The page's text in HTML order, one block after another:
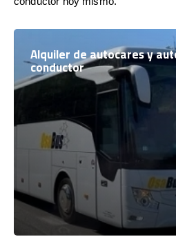
Alquiler de autocares y
conductor